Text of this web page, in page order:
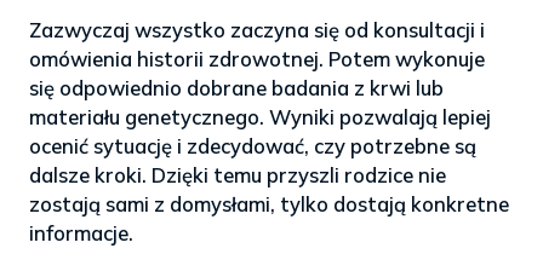
Zazwyczaj wszystko zaczyna się od konsultacji i
omówienia historii zdrowotnej. Potem wykonuje
się odpowiednio dobrane badania z krwi lub
materiału genetycznego. Wyniki pozwalają lepiej
ocenić sytuację i zdecydować, czy potrzebne są
dalsze kroki. Dzięki temu przyszli rodzice nie
zostają sami z domysłami, tylko dostają konkretne
informacje.